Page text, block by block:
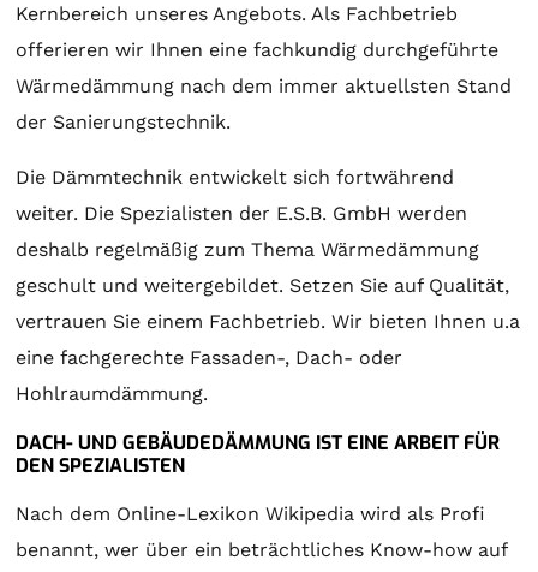
Kernbereich unseres Angebots. Als Fachbetrieb
offerieren wir Ihnen eine fachkundig durchgeführte
Wärmedämmung nach dem immer aktuellsten Stand
der Sanierungstechnik.
Die Dämmtechnik entwickelt sich fortwährend
weiter. Die Spezialisten der E.S.B. GmbH werden
deshalb regelmäßig zum Thema Wärmedämmung
geschult und weitergebildet. Setzen Sie auf Qualität,
vertrauen Sie einem Fachbetrieb. Wir bieten Ihnen u.a
eine fachgerechte Fassaden-, Dach- oder
Hohlraumdämmung.
DACH- UND GEBÄUDEDÄMMUNG IST EINE ARBEIT FÜR
DEN SPEZIALISTEN
Nach dem Online-Lexikon Wikipedia wird als Profi
benannt, wer über ein beträchtliches Know-how auf